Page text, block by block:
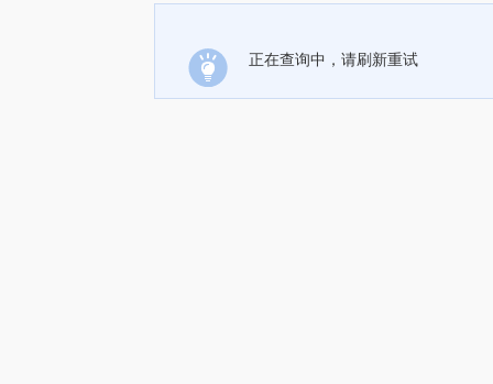
正在查询中，请刷新重试